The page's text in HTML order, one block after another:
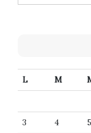
L M
3
4 5